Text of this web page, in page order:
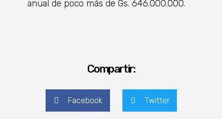
anual de poco más de Gs. 646.000.000.
Compartir:
Facebook Twitter